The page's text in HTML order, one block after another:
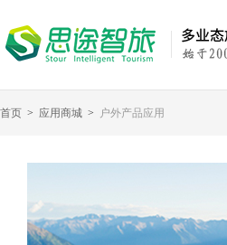
首页 > 应用商城 > 户外产品应用